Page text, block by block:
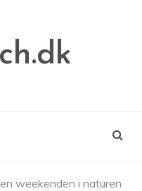
weekenden i naturen